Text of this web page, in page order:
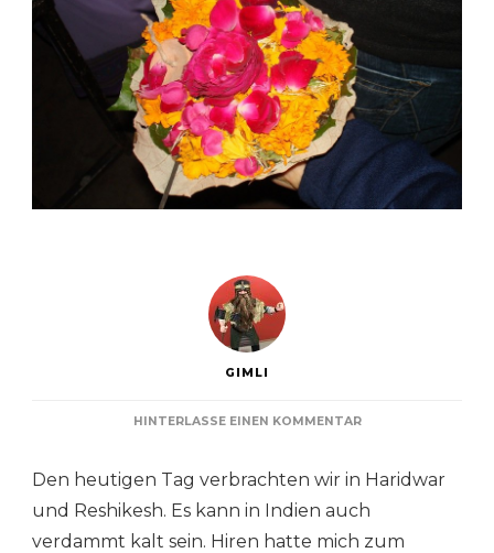
GIMLI
HINTERLASSE EINEN KOMMENTARZU
RISHIKESH
Den heutigen Tag verbrachten wir in Haridwar
und Reshikesh. Es kann in Indien auch
verdammt kalt sein. Hiren hatte mich zum